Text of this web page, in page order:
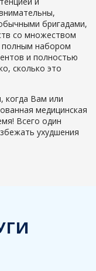
бригадами,
со множеством
полным набором
и полностью
сколько это
когда Вам или
медицинская
Всего один
ухудшения